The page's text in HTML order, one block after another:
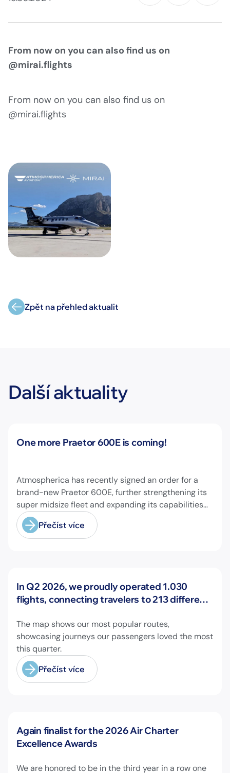
From now on you can also find us on
@mirai.flights
From now on you can also find us on
@mirai.flights
Zpět na přehled aktualit
Další aktuality
Novinky
One more Praetor 600E is coming!
Atmospherica has recently signed an order for a
brand-new Praetor 600E, further strengthening its
super midsize fleet and expanding its capabilities
on longer-range missions!
Přečíst více
Novinky
In Q2 2026, we proudly operated 1.030
flights, connecting travelers to 213 different
The map shows our most popular routes,
showcasing journeys our passengers loved the most
this quarter.
Přečíst více
Novinky
Again finalist for the 2026 Air Charter
Excellence Awards
We are honored to be in the third year in a row one